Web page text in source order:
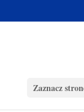
Zaznacz